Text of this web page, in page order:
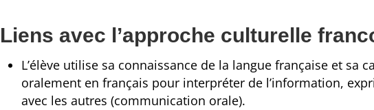
Liens avec l’approche culturelle
L’élève utilise sa connaissance de la langue française et sa
oralement en français pour interpréter de l’information,
avec les autres (communication orale).